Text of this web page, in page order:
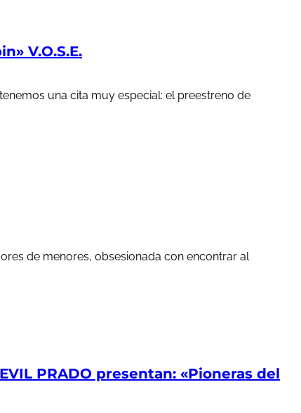
V.O.S.E.
una cita muy especial: el preestreno de
de menores, obsesionada con encontrar al
PRADO presentan: «Pioneras del